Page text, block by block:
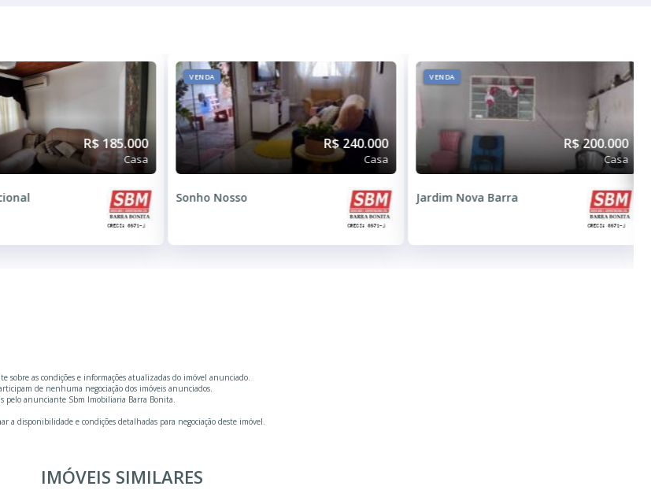
R$ 185.000
Casa
VENDA
R$ 240.000
Casa
Sonho Nosso
VENDA
R$ 200.000
Casa
Jardim Nova Barra
sobre as condições e informações atualizadas do imóvel anunciado.
de nenhuma negociação dos imóveis anunciados.
pelo anunciante Sbm Imobiliaria Barra Bonita.
disponibilidade e condições detalhadas para negociação deste imóvel.
IMÓVEIS SIMILARES